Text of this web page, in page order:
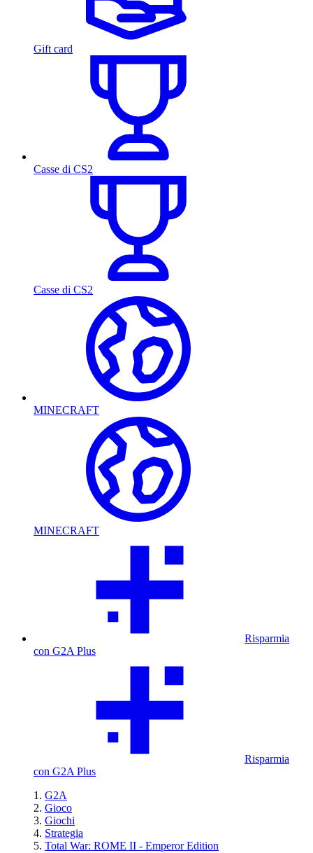
Gift card
Casse di CS2
Casse di CS2
MINECRAFT
MINECRAFT
Risparmia
con G2A Plus
Risparmia
con G2A Plus
G2A
Gioco
Giochi
Strategia
Total War: ROME II - Emperor Edition